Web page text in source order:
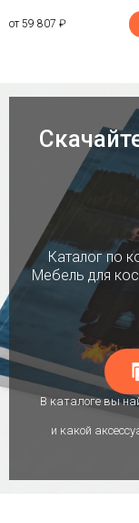
от 59 807 ₽
Каталог по
Мебель для
В каталоге вы
и какой